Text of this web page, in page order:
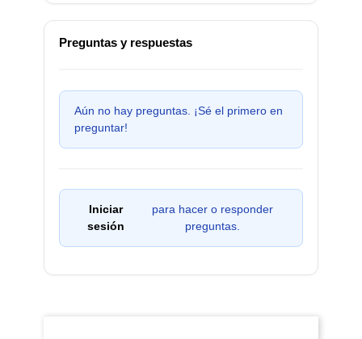
Preguntas y respuestas
Aún no hay preguntas. ¡Sé el primero en
preguntar!
Iniciar
sesión
para hacer o responder
preguntas.